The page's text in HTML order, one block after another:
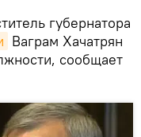
губернатора
Ваграм Хачатрян
сообщает